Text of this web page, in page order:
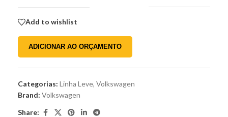
Add to wishlist
ADICIONAR AO ORÇAMENTO
Categorias: Linha Leve, Volkswagen
Brand: Volkswagen
Share: